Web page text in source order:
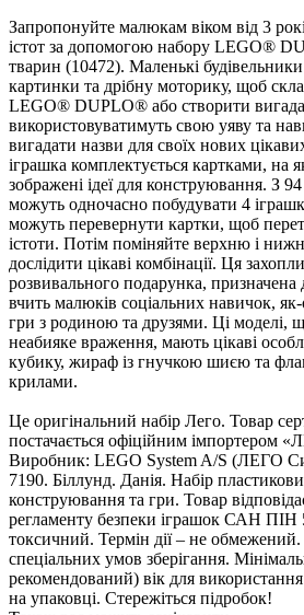
Запропонуйте малюкам віком від 3
істот за допомогою набору LEGO®
тварин (10472). Маленькі
картинки та дрібну моторику, щоб
LEGO® DUPLO® або створити
икористовуватимуть свою уяву та
игадати назви для своїх нових
іграшка комплектується картками, на
зображені ідеї для конструювання. З
можуть одночасно побудувати 4
можуть перевернути картки, щоб
істоти. Потім поміняйте верхню і
дослідити цікаві комбінації. Ця
розвивального подарунка, призначена
чить малюків соціальних навичок, як-
ри з родиною та друзями. Ці моделі,
неабияке враження, мають цікаві
кубику, жираф із гнучкою шиєю та
крилами.
Це оригінальний набір Лего. Товар
постачається офіційним імпортером
иробник: LEGO System A/S (ЛЕГО
7190. Біллунд. Данія. Набір
конструювання та гри. Товар
регламенту безпеки іграшок САН ПІН
токсичний. Термін дії – не
спеціальних умов зберігання.
рекомендований) вік для
на упаковці. Стережіться підробок!